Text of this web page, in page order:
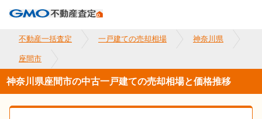
不動産一括査定 一戸建ての売却相場 神奈川県
座間市
神奈川県座間市の中古一戸建ての売却相場と価格推移